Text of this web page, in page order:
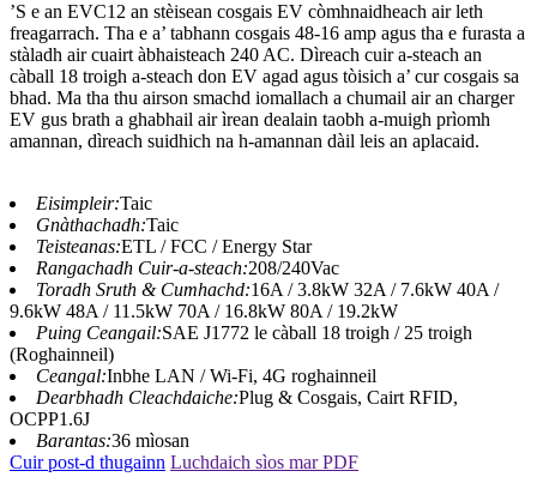
’S e an EVC12 an stèisean cosgais EV còmhnaidheach air leth
freagarrach. Tha e a’ tabhann cosgais 48-16 amp agus tha e furasta a
stàladh air cuairt àbhaisteach 240 AC. Dìreach cuir a-steach an
càball 18 troigh a-steach don EV agad agus tòisich a’ cur cosgais sa
bhad. Ma tha thu airson smachd iomallach a chumail air an charger
EV gus brath a ghabhail air ìrean dealain taobh a-muigh prìomh
amannan, dìreach suidhich na h-amannan dàil leis an aplacaid.
Eisimpleir:Taic
Gnàthachadh:Taic
Teisteanas:ETL / FCC / Energy Star
Rangachadh Cuir-a-steach:208/240Vac
Toradh Sruth & Cumhachd:16A / 3.8kW 32A / 7.6kW 40A /
9.6kW 48A / 11.5kW 70A / 16.8kW 80A / 19.2kW
Puing Ceangail:SAE J1772 le càball 18 troigh / 25 troigh
(Roghainneil)
Ceangal:Inbhe LAN / Wi-Fi, 4G roghainneil
Dearbhadh Cleachdaiche:Plug & Cosgais, Cairt RFID,
OCPP1.6J
Barantas:36 mìosan
Cuir post-d thugainn Luchdaich sìos mar PDF